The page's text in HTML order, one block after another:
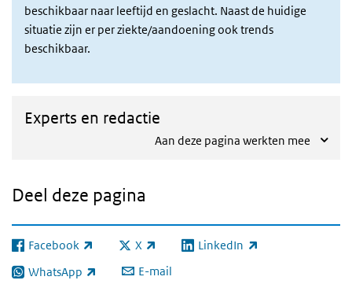
beschikbaar naar leeftijd en geslacht. Naast de huidige
situatie zijn er per ziekte/aandoening ook trends
beschikbaar.
Experts en redactie
Aan deze pagina werkten mee
Deel deze pagina
Facebook
(externe link) X
(externe link) LinkedIn
(externe link)
WhatsApp
(externe link) E-mail